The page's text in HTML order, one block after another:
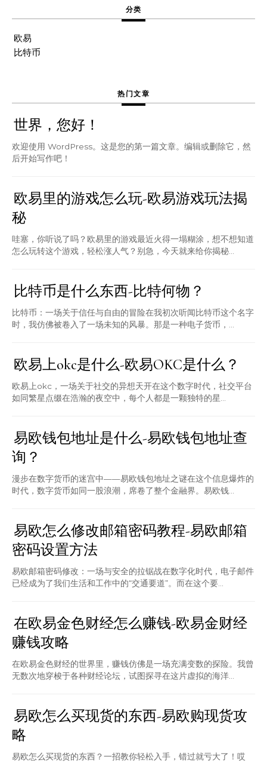
分类
欧易
比特币
热门文章
世界，您好！
欢迎使用 WordPress。这是您的第一篇文章。编辑或删除它，然
后开始写作吧！
欧易里的游戏怎么玩-欧易游戏玩法揭
秘
哇塞，你听说了吗？欧易里的游戏最近火得一塌糊涂，想不想知道
怎么玩转这个游戏，轻松涨人气？别急，今天就来给你揭秘...
比特币是什么东西-比特何物？
比特币：一场关于信任与自由的冒险在我初次听闻比特币这个名字
时，我仿佛被卷入了一场未知的风暴。那是一种电子货币，...
欧易上okc是什么-欧易OKC是什么？
欧易上okc，一场关于社交的异想天开在这个数字时代，社交平台
如同繁星点缀在浩瀚的夜空中，每个人都是一颗独特的星...
易欧钱包地址是什么-易欧钱包地址查
询？
漫步在数字货币的迷宫中——易欧钱包地址之谜在这个信息爆炸的
时代，数字货币如同一股浪潮，席卷了整个金融界。易欧钱...
易欧怎么修改邮箱密码教程-易欧邮箱
密码设置方法
易欧邮箱密码修改：一场与安全的拉锯战在数字化时代，电子邮件
已经成为了我们生活和工作中的“交通要道”。而在这个要...
在欧易金色财经怎么赚钱-欧易金财经
赚钱攻略
在欧易金色财经的世界里，赚钱仿佛是一场充满变数的探险。我曾
无数次地穿梭于各种财经论坛，试图探寻在这片虚拟的海洋...
易欧怎么买现货的东西-易欧购现货攻
略
易欧怎么买现货的东西？一招教你轻松入手，错过就亏大了！哎